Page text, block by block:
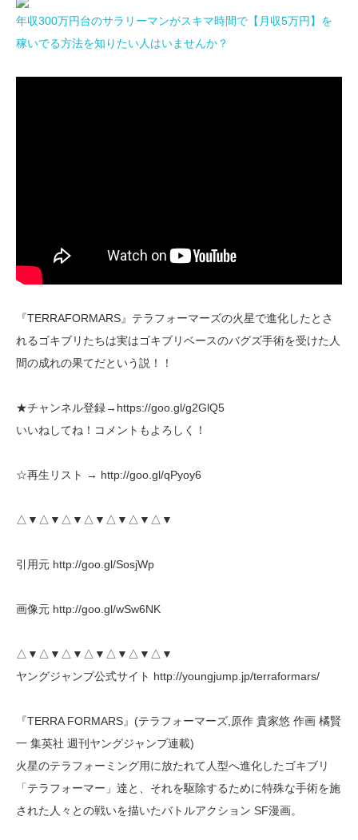
年収300万円台のサラリーマンがスキマ時間で【月収5万円】を
稼いでる方法を知りたい人はいませんか？
『TERRAFORMARS』テラフォーマーズの火星で進化したとさ
れるゴキブリたちは実はゴキブリベースのバグズ手術を受けた人
間の成れの果てだという説！！
★チャンネル登録→https://goo.gl/g2GlQ5
いいねしてね！コメントもよろしく！
☆再生リスト → http://goo.gl/qPyoy6
△▼△▼△▼△▼△▼△▼△▼
引用元 http://goo.gl/SosjWp
画像元 http://goo.gl/wSw6NK
△▼△▼△▼△▼△▼△▼△▼
ヤングジャンプ公式サイト http://youngjump.jp/terraformars/
『TERRA FORMARS』(テラフォーマーズ,原作 貴家悠 作画 橘賢
一 集英社 週刊ヤングジャンプ連載)
火星のテラフォーミング用に放たれて人型へ進化したゴキブリ
「テラフォーマー」達と、それを駆除するために特殊な手術を施
された人々との戦いを描いたバトルアクション SF漫画。